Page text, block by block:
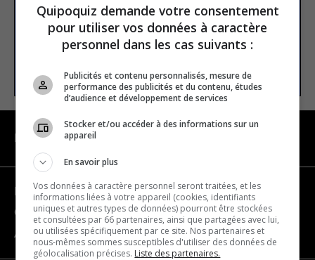
Email address
NAVIGATION
Become a partner
Contact us
About us
Quipoquiz demande votre consentement
pour utiliser vos données à caractère
personnel dans les cas suivants :
Publicités et contenu personnalisés, mesure de
performance des publicités et du contenu, études
d’audience et développement de services
Stocker et/ou accéder à des informations sur un
appareil
En savoir plus
Vos données à caractère personnel seront traitées, et les
informations liées à votre appareil (cookies, identifiants
uniques et autres types de données) pourront être stockées
et consultées par 66 partenaires, ainsi que partagées avec lui,
ou utilisées spécifiquement par ce site. Nos partenaires et
nous-mêmes sommes susceptibles d'utiliser des données de
géolocalisation précises. Liste des partenaires.